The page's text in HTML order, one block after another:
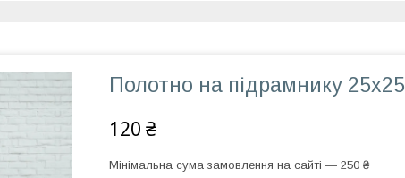
Полотно на підрамнику 25х25
120 ₴
Мінімальна сума замовлення на сайті — 250 ₴